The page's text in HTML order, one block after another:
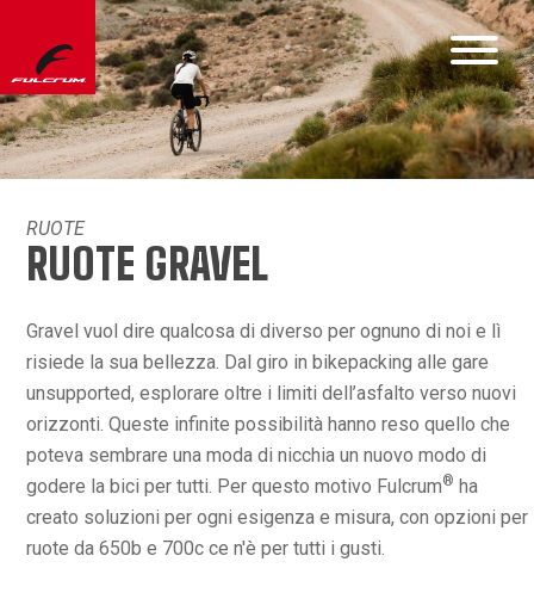
RUOTE
RUOTE GRAVEL
Gravel vuol dire qualcosa di diverso per ognuno di noi e lì
risiede la sua bellezza. Dal giro in bikepacking alle gare
unsupported, esplorare oltre i limiti dell’asfalto verso nuovi
orizzonti. Queste infinite possibilità hanno reso quello che
poteva sembrare una moda di nicchia un nuovo modo di
godere la bici per tutti. Per questo motivo Fulcrum® ha
creato soluzioni per ogni esigenza e misura, con opzioni per
ruote da 650b e 700c ce n'è per tutti i gusti.